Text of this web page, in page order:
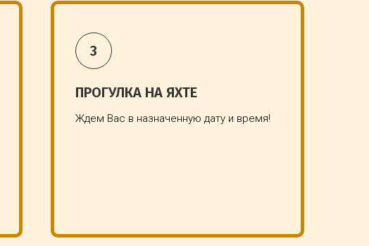
ПРОГУЛКА НА ЯХТЕ
Ждем Вас в назначенную дату и время!